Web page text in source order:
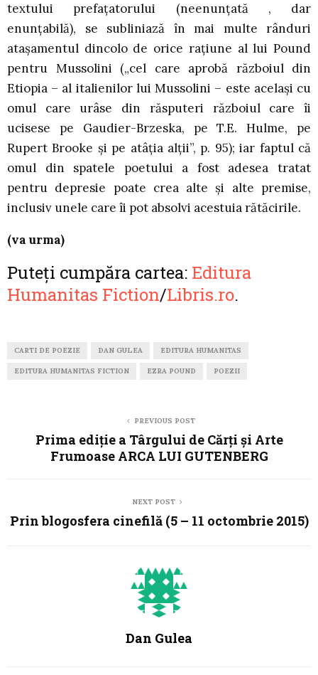
textului prefațatorului (neenunțată , dar
enunțabilă), se subliniază în mai multe rânduri
atașamentul dincolo de orice rațiune al lui Pound
pentru Mussolini („cel care aprobă războiul din
Etiopia – al italienilor lui Mussolini – este același cu
omul care urâse din răsputeri războiul care îi
ucisese pe Gaudier-Brzeska, pe T.E. Hulme, pe
Rupert Brooke și pe atâția alții”, p. 95); iar faptul că
omul din spatele poetului a fost adesea tratat
pentru depresie poate crea alte și alte premise,
inclusiv unele care îi pot absolvi acestuia rătăcirile.
(va urma)
Puteți cumpăra cartea: Editura
Humanitas Fiction/Libris.ro.
CARTI DE POEZIE DAN GULEA EDITURA HUMANITAS
EDITURA HUMANITAS FICTION EZRA POUND POEZII
PREVIOUS POST
Prima ediție a Târgului de Cărți și Arte
Frumoase ARCA LUI GUTENBERG
NEXT POST
Prin blogosfera cinefilă (5 – 11 octombrie 2015)
Dan Gulea